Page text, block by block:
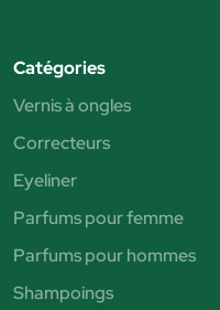
Catégories
Vernis à ongles
Correcteurs
Eyeliner
Parfums pour femme
Parfums pour hommes
Shampoings